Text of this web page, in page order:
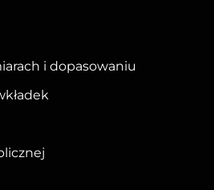
i dopasowaniu